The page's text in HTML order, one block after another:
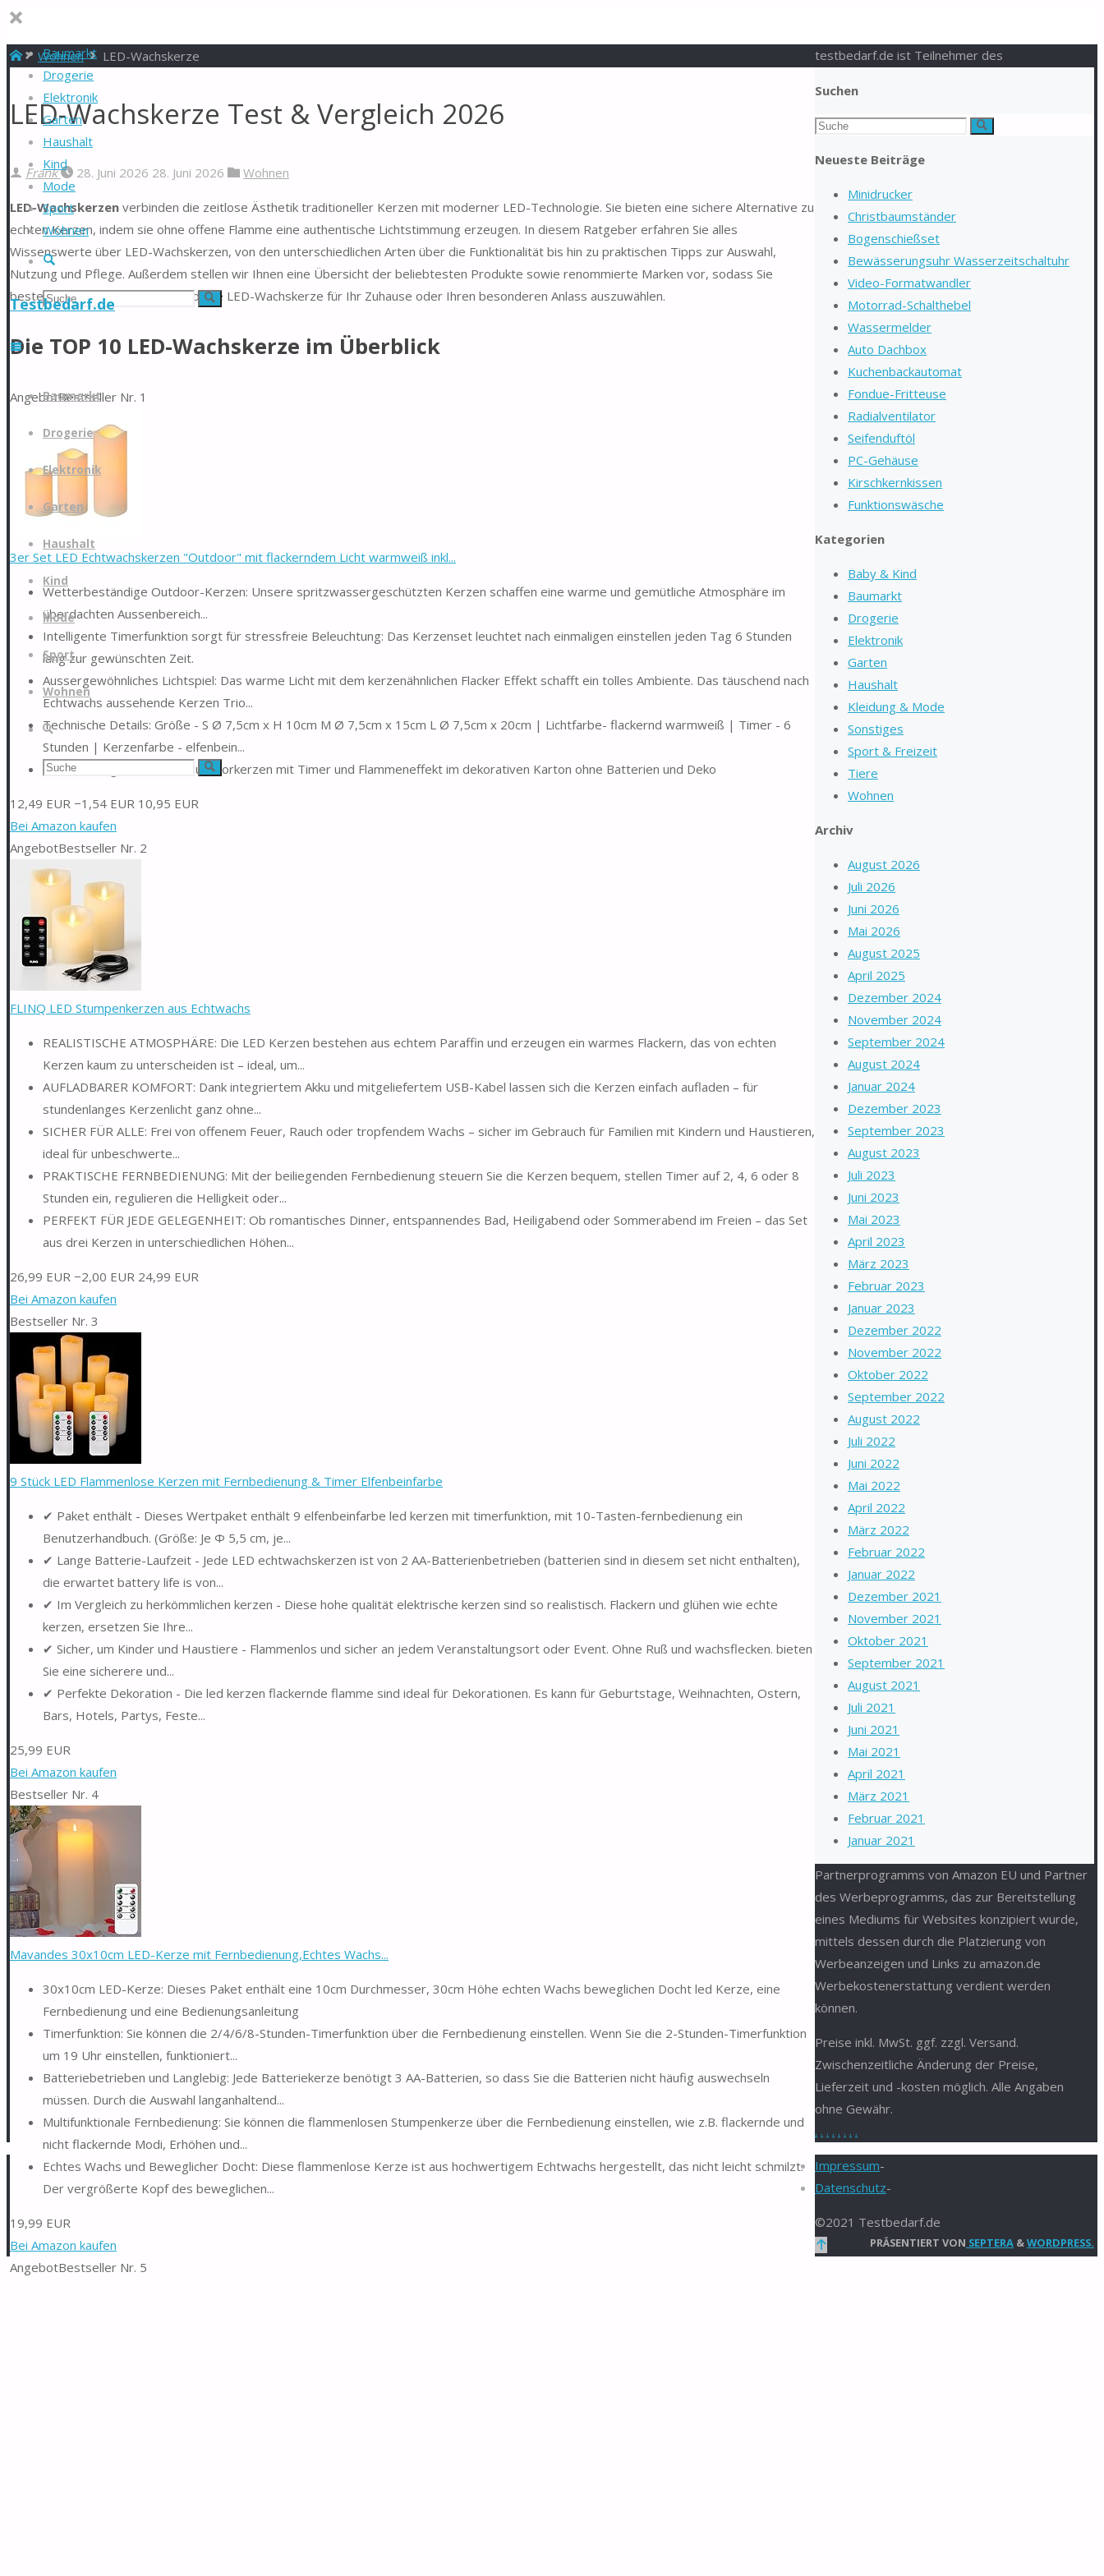
Baumarkt
Drogerie
Elektronik
Garten
Haushalt
Kind
Mode
Sport
Wohnen
Suche
Suchen Suche
Testbedarf.de
Inhalt
springen
Baumarkt
Drogerie
Elektronik
Garten
Haushalt
Kind
Mode
Sport
Wohnen
Suche
Suchen
nach:
Suche
StartWohnen LED-Wachskerze
LED-Wachskerze Test & Vergleich 2026
Frank 28. Juni 2026 28. Juni 2026 Wohnen
LED-Wachskerzen verbinden die zeitlose Ästhetik traditioneller Kerzen mit moderner LED-Technologie. Sie bieten eine sichere Alternative zu
echten Kerzen, indem sie ohne offene Flamme eine authentische Lichtstimmung erzeugen. In diesem Ratgeber erfahren Sie alles
Wissenswerte über LED-Wachskerzen, von den unterschiedlichen Arten über die Funktionalität bis hin zu praktischen Tipps zur Auswahl,
Nutzung und Pflege. Außerdem stellen wir Ihnen eine Übersicht der beliebtesten Produkte sowie renommierte Marken vor, sodass Sie
bestens informiert sind, um die ideale LED-Wachskerze für Ihr Zuhause oder Ihren besonderen Anlass auszuwählen.
Die TOP 10 LED-Wachskerze im Überblick
AngebotBestseller Nr. 1
3er Set LED Echtwachskerzen "Outdoor" mit flackerndem Licht warmweiß inkl...
Wetterbeständige Outdoor-Kerzen: Unsere spritzwassergeschützten Kerzen schaffen eine warme und gemütliche Atmosphäre im
überdachten Aussenbereich...
Intelligente Timerfunktion sorgt für stressfreie Beleuchtung: Das Kerzenset leuchtet nach einmaligen einstellen jeden Tag 6 Stunden
lang zur gewünschten Zeit.
Aussergewöhnliches Lichtspiel: Das warme Licht mit dem kerzenähnlichen Flacker Effekt schafft ein tolles Ambiente. Das täuschend nach
Echtwachs aussehende Kerzen Trio...
Technische Details: Größe - S Ø 7,5cm x H 10cm M Ø 7,5cm x 15cm L Ø 7,5cm x 20cm | Lichtfarbe- flackernd warmweiß | Timer - 6
Stunden | Kerzenfarbe - elfenbein...
Lieferumfang: 1x 3er Set Outdoorkerzen mit Timer und Flammeneffekt im dekorativen Karton ohne Batterien und Deko
12,49 EUR −1,54 EUR 10,95 EUR
Bei Amazon kaufen
AngebotBestseller Nr. 2
FLINQ LED Stumpenkerzen aus Echtwachs
REALISTISCHE ATMOSPHÄRE: Die LED Kerzen bestehen aus echtem Paraffin und erzeugen ein warmes Flackern, das von echten
Kerzen kaum zu unterscheiden ist – ideal, um...
AUFLADBARER KOMFORT: Dank integriertem Akku und mitgeliefertem USB-Kabel lassen sich die Kerzen einfach aufladen – für
stundenlanges Kerzenlicht ganz ohne...
SICHER FÜR ALLE: Frei von offenem Feuer, Rauch oder tropfendem Wachs – sicher im Gebrauch für Familien mit Kindern und Haustieren,
ideal für unbeschwerte...
PRAKTISCHE FERNBEDIENUNG: Mit der beiliegenden Fernbedienung steuern Sie die Kerzen bequem, stellen Timer auf 2, 4, 6 oder 8
Stunden ein, regulieren die Helligkeit oder...
PERFEKT FÜR JEDE GELEGENHEIT: Ob romantisches Dinner, entspannendes Bad, Heiligabend oder Sommerabend im Freien – das Set
aus drei Kerzen in unterschiedlichen Höhen...
26,99 EUR −2,00 EUR 24,99 EUR
Bei Amazon kaufen
Bestseller Nr. 3
9 Stück LED Flammenlose Kerzen mit Fernbedienung & Timer Elfenbeinfarbe
✔ Paket enthält - Dieses Wertpaket enthält 9 elfenbeinfarbe led kerzen mit timerfunktion, mit 10-Tasten-fernbedienung ein
Benutzerhandbuch. (Größe: Je Φ 5,5 cm, je...
✔ Lange Batterie-Laufzeit - Jede LED echtwachskerzen ist von 2 AA-Batterienbetrieben (batterien sind in diesem set nicht enthalten),
die erwartet battery life is von...
✔ Im Vergleich zu herkömmlichen kerzen - Diese hohe qualität elektrische kerzen sind so realistisch. Flackern und glühen wie echte
kerzen, ersetzen Sie Ihre...
✔ Sicher, um Kinder und Haustiere - Flammenlos und sicher an jedem Veranstaltungsort oder Event. Ohne Ruß und wachsflecken. bieten
Sie eine sicherere und...
✔ Perfekte Dekoration - Die led kerzen flackernde flamme sind ideal für Dekorationen. Es kann für Geburtstage, Weihnachten, Ostern,
Bars, Hotels, Partys, Feste...
25,99 EUR
Bei Amazon kaufen
Bestseller Nr. 4
Mavandes 30x10cm LED-Kerze mit Fernbedienung,Echtes Wachs...
30x10cm LED-Kerze: Dieses Paket enthält eine 10cm Durchmesser, 30cm Höhe echten Wachs beweglichen Docht led Kerze, eine
Fernbedienung und eine Bedienungsanleitung
Timerfunktion: Sie können die 2/4/6/8-Stunden-Timerfunktion über die Fernbedienung einstellen. Wenn Sie die 2-Stunden-Timerfunktion
um 19 Uhr einstellen, funktioniert...
Batteriebetrieben und Langlebig: Jede Batteriekerze benötigt 3 AA-Batterien, so dass Sie die Batterien nicht häufig auswechseln
müssen. Durch die Auswahl langanhaltend...
Multifunktionale Fernbedienung: Sie können die flammenlosen Stumpenkerze über die Fernbedienung einstellen, wie z.B. flackernde und
nicht flackernde Modi, Erhöhen und...
Echtes Wachs und Beweglicher Docht: Diese flammenlose Kerze ist aus hochwertigem Echtwachs hergestellt, das nicht leicht schmilzt.
Der vergrößerte Kopf des beweglichen...
19,99 EUR
Bei Amazon kaufen
AngebotBestseller Nr. 5
Suchen
Suchen
Suche
Neueste Beiträge
Minidrucker
Christbaumständer
Bogenschießset
Bewässerungsuhr Wasserzeitschaltuhr
Video-Formatwandler
Motorrad-Schalthebel
Wassermelder
Auto Dachbox
Kuchenbackautomat
Fondue-Fritteuse
Radialventilator
Seifenduftöl
PC-Gehäuse
Kirschkernkissen
Funktionswäsche
Kategorien
Baby & Kind
Baumarkt
Drogerie
Elektronik
Garten
Haushalt
Kleidung & Mode
Sonstiges
Sport & Freizeit
Tiere
Wohnen
Archiv
August 2026
Juli 2026
Juni 2026
Mai 2026
August 2025
April 2025
Dezember 2024
November 2024
September 2024
August 2024
Januar 2024
Dezember 2023
September 2023
August 2023
Juli 2023
Juni 2023
Mai 2023
April 2023
März 2023
Februar 2023
Januar 2023
Dezember 2022
November 2022
Oktober 2022
September 2022
August 2022
Juli 2022
Juni 2022
Mai 2022
April 2022
März 2022
Februar 2022
Januar 2022
Dezember 2021
November 2021
Oktober 2021
September 2021
August 2021
Juli 2021
Juni 2021
Mai 2021
April 2021
März 2021
Februar 2021
Januar 2021
testbedarf.de ist Teilnehmer des
Partnerprogramms von Amazon EU und Partner
des Werbeprogramms, das zur Bereitstellung
eines Mediums für Websites konzipiert wurde,
mittels dessen durch die Platzierung von
Werbeanzeigen und Links zu amazon.de
Werbekostenerstattung verdient werden
können.
Preise inkl. MwSt. ggf. zzgl. Versand.
Zwischenzeitliche Änderung der Preise,
Lieferzeit und -kosten möglich. Alle Angaben
ohne Gewähr.
. . . . . . . .
Impressum-
Datenschutz-
©2021 Testbedarf.de
PRÄSENTIERT VON SEPTERA &WORDPRESS.
Zurück